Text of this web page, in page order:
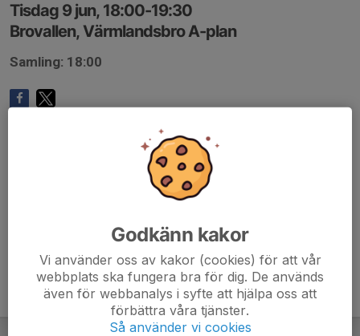
Tisdag 9 jun, 18:00-19:30
Brovallen, Värmlandsbro A-plan
Samling: 18:00
Godkänn kakor
Vi använder oss av kakor (cookies) för att vår
webbplats ska fungera bra för dig. De används
även för webbanalys i syfte att hjälpa oss att
förbättra våra tjänster.
Så använder vi cookies